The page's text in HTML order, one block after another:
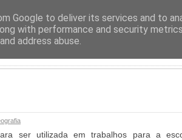
ser utilizada em trabalhos para a
Google to deliver its services and to
with performance and security
address abuse.